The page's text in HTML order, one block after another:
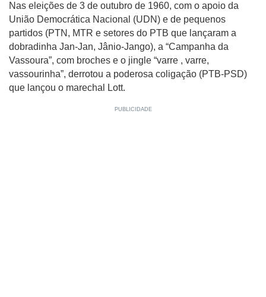
Nas eleições de 3 de outubro de 1960, com o apoio da
União Democrática Nacional (UDN) e de pequenos
partidos (PTN, MTR e setores do PTB que lançaram a
dobradinha Jan-Jan, Jânio-Jango), a “Campanha da
Vassoura”, com broches e o jingle “varre , varre,
vassourinha”, derrotou a poderosa coligação (PTB-PSD)
que lançou o marechal Lott.